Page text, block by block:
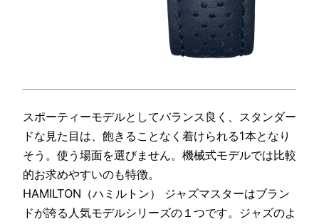
スポーティーモデルとしてバランス良く、スタンダー
ドな見た目は、飽きることなく着けられる1本となり
そう。使う場面を選びません。機械式モデルでは比較
的お求めやすいのも特徴。
HAMILTON（ハミルトン） ジャズマスターはブラン
ドが誇る人気モデルシリーズの１つです。ジャズのよ